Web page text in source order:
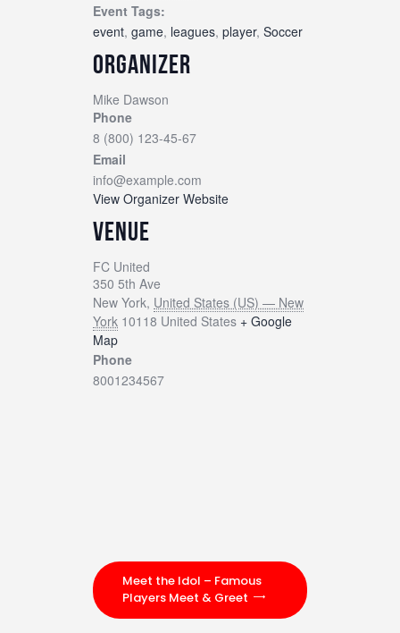
Event Tags:
event, game, leagues, player, Soccer
ORGANIZER
Mike Dawson
Phone
8 (800) 123-45-67
Email
info@example.com
View Organizer Website
VENUE
FC United
350 5th Ave
New York, United States (US) — New
York 10118 United States + Google
Map
Phone
8001234567
Meet the Idol – Famous
Players Meet & Greet